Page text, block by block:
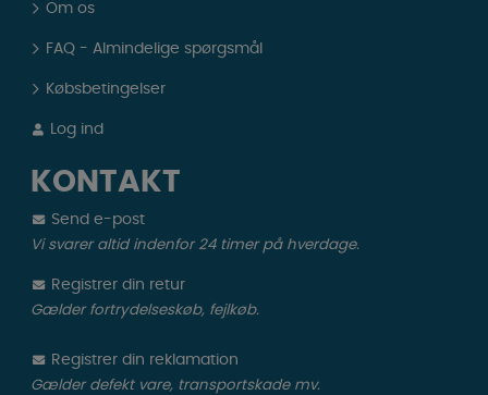
Om os
FAQ - Almindelige spørgsmål
Købsbetingelser
Log ind
KONTAKT
Send e-post
Vi svarer altid indenfor 24 timer på hverdage.
Registrer din retur
Gælder fortrydelseskøb, fejlkøb.
Registrer din reklamation
Gælder defekt vare, transportskade mv.